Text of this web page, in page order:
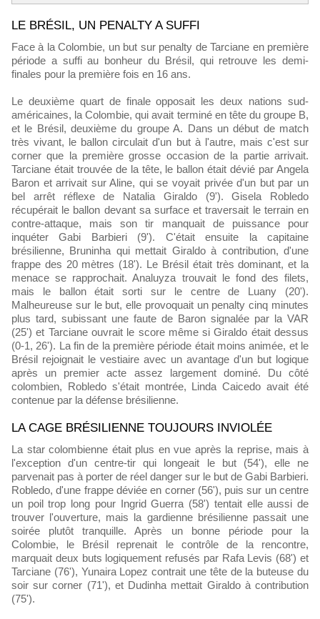
LE BRÉSIL, UN PENALTY A SUFFI
Face à la Colombie, un but sur penalty de Tarciane en première
période a suffi au bonheur du Brésil, qui retrouve les demi-
finales pour la première fois en 16 ans.
Le deuxième quart de finale opposait les deux nations sud-
américaines, la Colombie, qui avait terminé en tête du groupe B,
et le Brésil, deuxième du groupe A. Dans un début de match
très vivant, le ballon circulait d'un but à l'autre, mais c'est sur
corner que la première grosse occasion de la partie arrivait.
Tarciane était trouvée de la tête, le ballon était dévié par Angela
Baron et arrivait sur Aline, qui se voyait privée d'un but par un
bel arrêt réflexe de Natalia Giraldo (9'). Gisela Robledo
récupérait le ballon devant sa surface et traversait le terrain en
contre-attaque, mais son tir manquait de puissance pour
inquéter Gabi Barbieri (9'). C'était ensuite la capitaine
brésilienne, Bruninha qui mettait Giraldo à contribution, d'une
frappe des 20 mètres (18'). Le Brésil était très dominant, et la
menace se rapprochait. Analuyza trouvait le fond des filets,
mais le ballon était sorti sur le centre de Luany (20').
Malheureuse sur le but, elle provoquait un penalty cinq minutes
plus tard, subissant une faute de Baron signalée par la VAR
(25') et Tarciane ouvrait le score même si Giraldo était dessus
(0-1, 26'). La fin de la première période était moins animée, et le
Brésil rejoignait le vestiaire avec un avantage d'un but logique
après un premier acte assez largement dominé. Du côté
colombien, Robledo s'était montrée, Linda Caicedo avait été
contenue par la défense brésilienne.
LA CAGE BRÉSILIENNE TOUJOURS INVIOLÉE
La star colombienne était plus en vue après la reprise, mais à
l'exception d'un centre-tir qui longeait le but (54'), elle ne
parvenait pas à porter de réel danger sur le but de Gabi Barbieri.
Robledo, d'une frappe déviée en corner (56'), puis sur un centre
un poil trop long pour Ingrid Guerra (58') tentait elle aussi de
trouver l'ouverture, mais la gardienne brésilienne passait une
soirée plutôt tranquille. Après un bonne période pour la
Colombie, le Brésil reprenait le contrôle de la rencontre,
marquait deux buts logiquement refusés par Rafa Levis (68') et
Tarciane (76'), Yunaira Lopez contrait une tête de la buteuse du
soir sur corner (71'), et Dudinha mettait Giraldo à contribution
(75').